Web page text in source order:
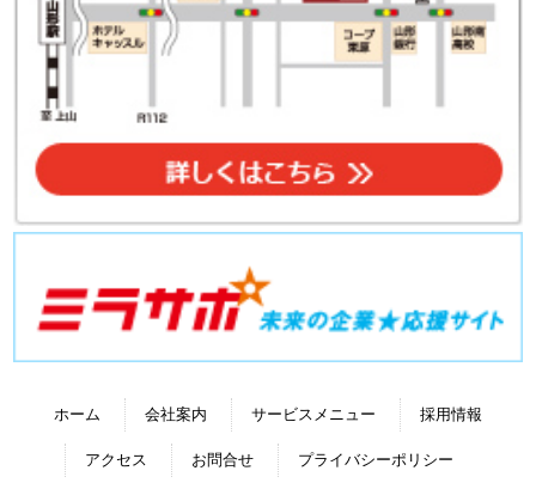
ホーム 会社案内 サービスメニュー 採用情報
アクセス お問合せ プライバシーポリシー